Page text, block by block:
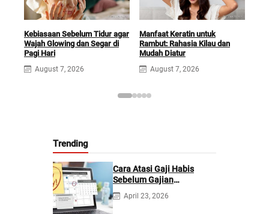
Kebiasaan Sebelum Tidur agar
Wajah Glowing dan Segar di
Pagi Hari
August 7, 2026
Manfaat Keratin untuk
Rambut: Rahasia Kilau dan
Mudah Diatur
August 7, 2026
Trending
Cara Atasi Gaji Habis
Sebelum Gajian
Berikutnya
April 23, 2026